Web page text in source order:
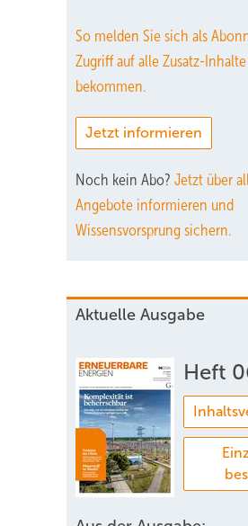
So melden Sie sich als
Zugriff auf alle Zusatz-
bekommen.
Jetzt informieren
Noch kein Abo? Jetzt über
Angebote informieren und
Wissensvorsprung sichern.
Aktuelle Ausgabe
Heft